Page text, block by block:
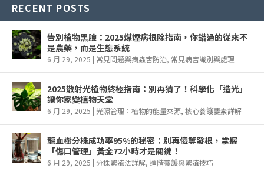
RECENT POSTS
告別植物黑臉：2025煤煙病根除指南，你錯過的從來不
是農藥，而是生態系統
6 月 29, 2025 | 常見問題與病蟲害防治, 常見病害識別與處理
2025散射光植物終極指南：別再猜了！科學化「造光」
讓你家變植物天堂
6 月 29, 2025 | 光照管理：植物的能量來源, 核心養護要素詳解
龍血樹分株成功率95%的秘密：別再傻等發根，掌握
「傷口管理」黃金72小時才是關鍵！
6 月 29, 2025 | 分株繁殖法詳解, 進階養護與繁殖技巧